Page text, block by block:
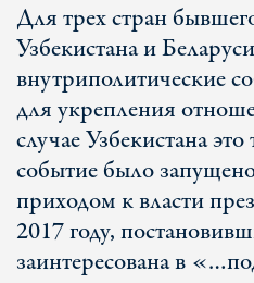
Для трех стран
Узбекистана и
внутриполитические
для укрепления
случае Узбекистана
событие было
приходом к власти
2017 году,
заинтересована в